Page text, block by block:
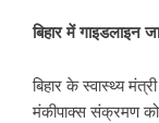
बिहार में गाइडलाइन
बिहार के स्‍वास्‍थ्‍य
मंकीपाक्स संक्रमण को